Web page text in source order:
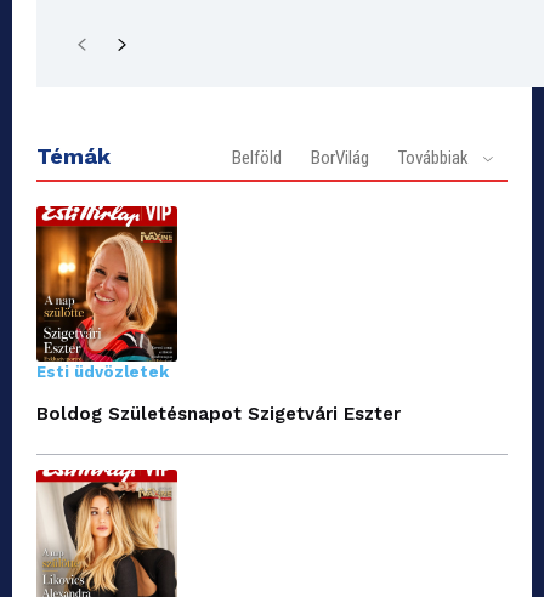
Témák Belföld BorVilág Továbbiak
Esti üdvözletek
Boldog Születésnapot Szigetvári Eszter